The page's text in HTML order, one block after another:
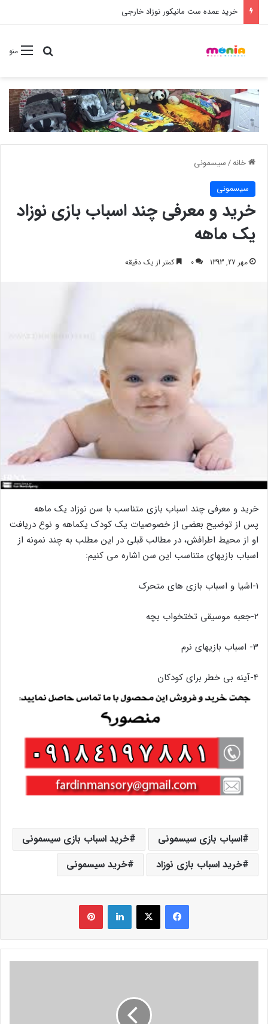
خرید شامپو سر و بدن 500 میل کودک موستلا
منوجستجو
خانه/سیسمونی
سیسمونی
خرید و معرفی چند اسباب بازی نوزاد
یک ماهه
مهر 27, 1393 0 کمتر از یک دقیقه
خرید و معرفی چند اسباب بازی متناسب با سن نوزاد یک ماهه
پس از توضیح بعضی از خصوصیات یک کودک یکماهه و نوع دریافت
او از محیط اطرافش، در مطالب قبلی در این مطلب به چند نمونه از
اسباب بازیهای متناسب این سن اشاره می کنیم:
1-اشیا و اسباب بازی های متحرک
2-جعبه­ موسیقی تخت­خواب بچه
3- اسباب­ بازی­های نرم
4-آینه­ بی­ خطر برای کودکان
اسباب بازی سیسمونی
خرید اسباب بازی سیسمونی
خرید اسباب بازی نوزاد
خرید سیسمونی
فیس بوک X لینکدین ‫پین‌ترست